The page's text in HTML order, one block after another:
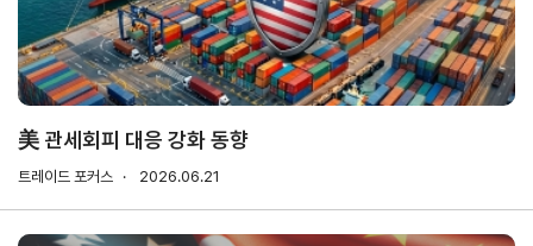
회원
사검
색
사가
입
기업
정보
관리
무역
업고
유번
호
발급
자사
정보
조회
신청
회비
납부
현황
회비
납부
美 관세회피 대응 강화 동향
트레이드 포커스 2026.06.21